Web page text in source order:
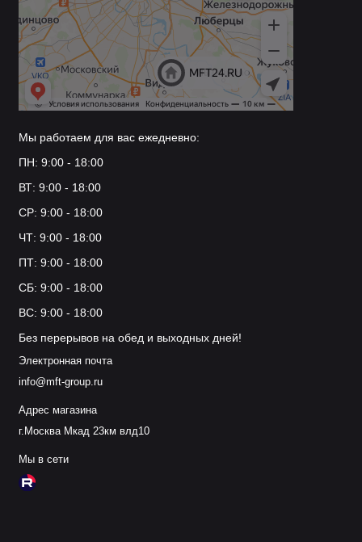
Мы работаем для вас ежедневно:
ПН: 9:00 - 18:00
ВТ: 9:00 - 18:00
СР: 9:00 - 18:00
ЧТ: 9:00 - 18:00
ПТ: 9:00 - 18:00
СБ: 9:00 - 18:00
ВС: 9:00 - 18:00
Без перерывов на обед и выходных дней!
Электронная почта
info@mft-group.ru
Адрес магазина
г.Москва Мкад 23км влд10
Мы в сети